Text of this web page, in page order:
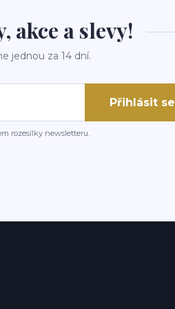
akce a slevy!
jednou za 14 dní.
Přihlásit se
rozesílky newsletteru.